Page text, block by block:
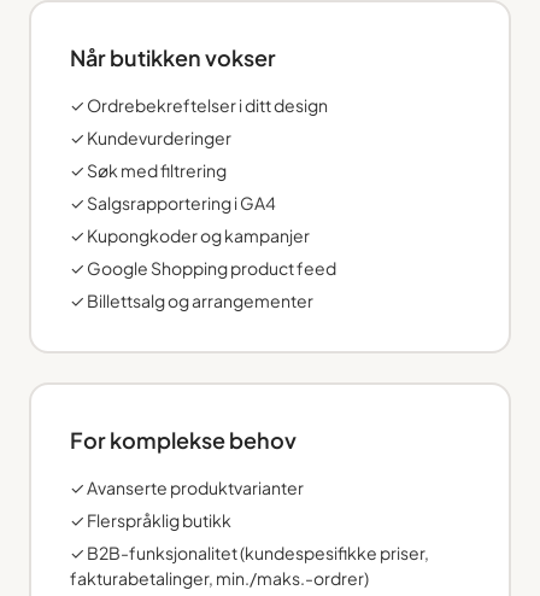
Når butikken vokser
✓ Ordrebekreftelser i ditt design
✓ Kundevurderinger
✓ Søk med filtrering
✓ Salgsrapportering i GA4
✓ Kupongkoder og kampanjer
✓ Google Shopping product feed
✓ Billettsalg og arrangementer
For komplekse behov
✓ Avanserte produktvarianter
✓ Flerspråklig butikk
✓ B2B-funksjonalitet (kundespesifikke priser,
fakturabetalinger, min./maks.-ordrer)